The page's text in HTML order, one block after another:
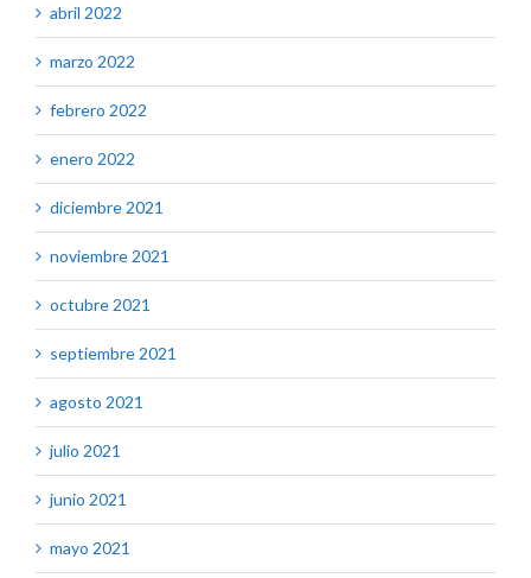
abril 2022
marzo 2022
febrero 2022
enero 2022
diciembre 2021
noviembre 2021
octubre 2021
septiembre 2021
agosto 2021
julio 2021
junio 2021
mayo 2021